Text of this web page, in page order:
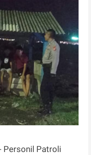
Personil Patroli